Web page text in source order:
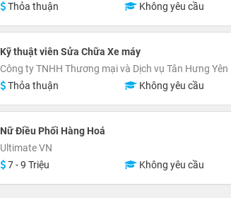
Thỏa thuận
Không yêu cầu
Kỹ thuật viên Sửa Chữa Xe máy
Công ty TNHH Thương mại và Dịch vụ Tân Hưng Yên
Thỏa thuận
Không yêu cầu
Nữ Điều Phối Hàng Hoá
Ultimate VN
7 - 9 Triệu
Không yêu cầu